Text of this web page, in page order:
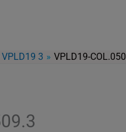
3 VPLD19-